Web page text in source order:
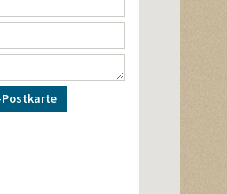
Postkarte